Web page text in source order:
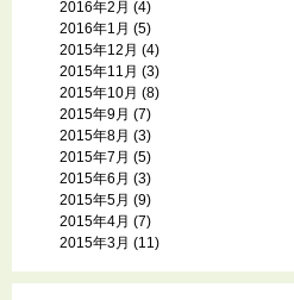
2016年2月 (4)
2016年1月 (5)
2015年12月 (4)
2015年11月 (3)
2015年10月 (8)
2015年9月 (7)
2015年8月 (3)
2015年7月 (5)
2015年6月 (3)
2015年5月 (9)
2015年4月 (7)
2015年3月 (11)